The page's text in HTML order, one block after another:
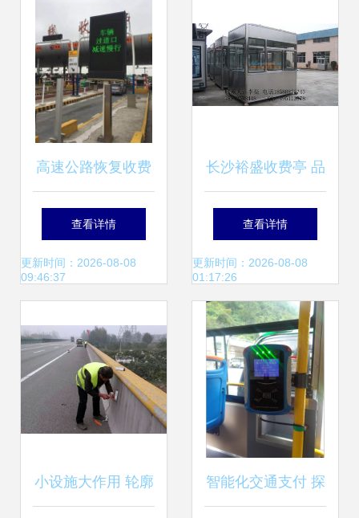
备_交通运输_供应
_中国贸易网
高速公路恢复收费
后 堵不堵车？看市
交通委指挥中心最
查看详情
更新时间：2026-08-08
09:46:37
长沙裕盛收费亭 品
质铸就湖南交通设
施新标杆
查看详情
更新时间：2026-08-08
01:17:26
小设施大作用 轮廓 智能化交通支付 探